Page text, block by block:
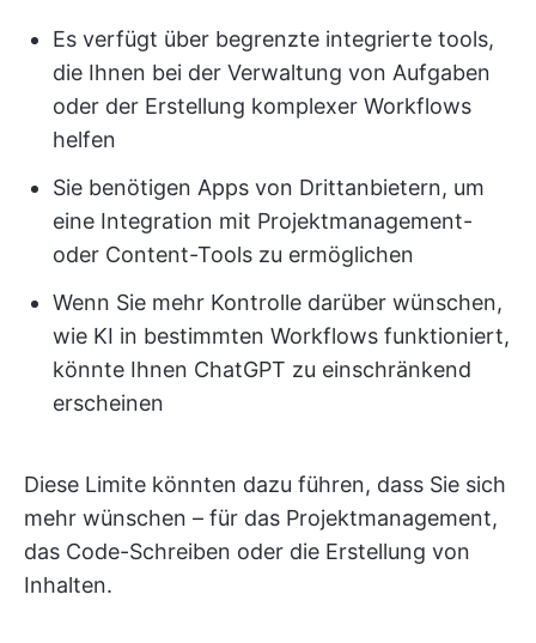
Es verfügt über begrenzte integrierte tools,
die Ihnen bei der Verwaltung von Aufgaben
oder der Erstellung komplexer Workflows
helfen
Sie benötigen Apps von Drittanbietern, um
eine Integration mit Projektmanagement-
oder Content-Tools zu ermöglichen
Wenn Sie mehr Kontrolle darüber wünschen,
wie KI in bestimmten Workflows funktioniert,
könnte Ihnen ChatGPT zu einschränkend
erscheinen
Diese Limite könnten dazu führen, dass Sie sich
mehr wünschen – für das Projektmanagement,
das Code-Schreiben oder die Erstellung von
Inhalten.